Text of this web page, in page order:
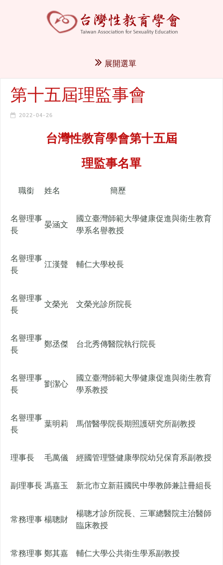
展開選單
第十五屆理監事會
2022-04-26
台灣性教育學會第十五屆
理監事名單
職銜 姓名 簡歷
名譽理事
長
晏涵文
國立臺灣師範大學健康促進與衛生教育
學系名譽教授
名譽理事
長
江漢聲 輔仁大學校長
名譽理事
長
文榮光 文榮光診所院長
名譽理事
長
鄭丞傑 台北秀傳醫院執行院長
名譽理事
長
劉潔心
國立臺灣師範大學健康促進與衛生教育
學系教授
名譽理事
長
葉明莉 馬偕醫學院長期照護研究所副教授
理事長 毛萬儀 經國管理暨健康學院幼兒保育系副教授
副理事長 馮嘉玉 新北市立新莊國民中學教師兼註冊組長
常務理事 楊聰財
楊聰才診所院長、三軍總醫院主治醫師
臨床教授
常務理事 鄭其嘉 輔仁大學公共衛生學系副教授